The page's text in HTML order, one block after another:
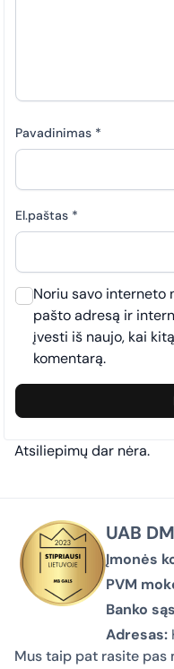
Atsiliepimų dar nėra.
Pavadinimas *
El.paštas *
Noriu savo interneto
pašto adresą ir
įvesti iš naujo, kai
komentarą.
UAB
Įmonės
PVM
Banko
Adresas:
Mus taip pat rasite pas